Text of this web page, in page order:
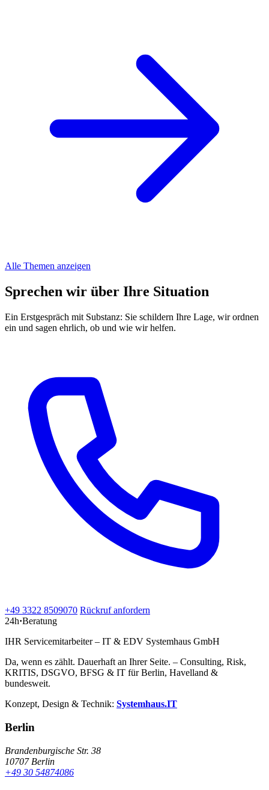
Alle Themen anzeigen
Sprechen wir über Ihre Situation
Ein Erstgespräch mit Substanz: Sie schildern Ihre Lage, wir ordnen
ein und sagen ehrlich, ob und wie wir helfen.
+49 3322 8509070 Rückruf anfordern
24h·Beratung
IHR Servicemitarbeiter – IT & EDV Systemhaus GmbH
Da, wenn es zählt. Dauerhaft an Ihrer Seite. – Consulting, Risk,
KRITIS, DSGVO, BFSG & IT für Berlin, Havelland &
bundesweit.
Konzept, Design & Technik: Systemhaus.IT
Berlin
Brandenburgische Str. 38
10707 Berlin
+49 30 54874086